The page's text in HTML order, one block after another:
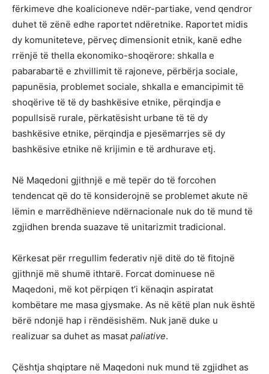
fërkimeve dhe koalicioneve ndër-partiake, vend qendror
duhet të zënë edhe raportet ndëretnike. Raportet midis
dy komuniteteve, përveç dimensionit etnik, kanë edhe
rrënjë të thella ekonomiko-shoqërore: shkalla e
pabarabartë e zhvillimit të rajoneve, përbërja sociale,
papunësia, problemet sociale, shkalla e emancipimit të
shoqërive të të dy bashkësive etnike, përqindja e
popullsisë rurale, përkatësisht urbane të të dy
bashkësive etnike, përqindja e pjesëmarrjes së dy
bashkësive etnike në krijimin e të ardhurave etj.
Në Maqedoni gjithnjë e më tepër do të forcohen
tendencat që do të konsiderojnë se problemet akute në
lëmin e marrëdhënieve ndërnacionale nuk do të mund të
zgjidhen brenda suazave të unitarizmit tradicional.
Kërkesat për rregullim federativ një ditë do të fitojnë
gjithnjë më shumë ithtarë. Forcat dominuese në
Maqedoni, më kot përpiqen t’i kënaqin aspiratat
kombëtare me masa gjysmake. As në këtë plan nuk është
bërë ndonjë hap i rëndësishëm. Nuk janë duke u
realizuar sa duhet as masat paliative.
Çështja shqiptare në Maqedoni nuk mund të zgjidhet as